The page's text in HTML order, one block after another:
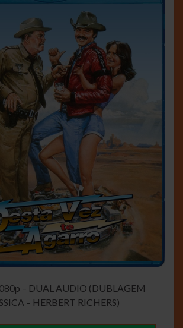
– DUAL AUDIO (DUBLAGEM
– HERBERT RICHERS)